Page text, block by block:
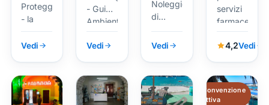
Proteggi
- la
Scienza
al
Natura
Vedi
- Guida
Ambientale
Vedi
Noleggio
di
barche,
gommoni
Vedi
servizi
farmaceutici
dedicati
per
prenderti
te ogni
giorno
4,2Vedi
Convenzione
attiva